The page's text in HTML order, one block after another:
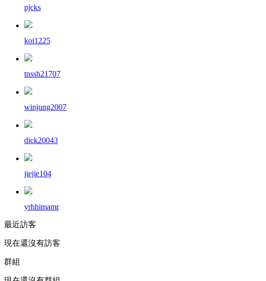
pjcks
koi1225
tnssh21707
winjung2007
dick20043
jiejie104
yrhhimamr
最近訪客
現在還沒有訪客
群組